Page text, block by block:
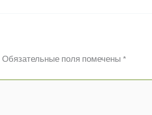
Обязательные поля помечены *